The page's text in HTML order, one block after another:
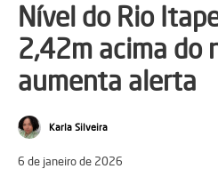
Nível do Rio
2,42m acima do
aumenta alerta
Karla Silveira
6 de janeiro de 2026